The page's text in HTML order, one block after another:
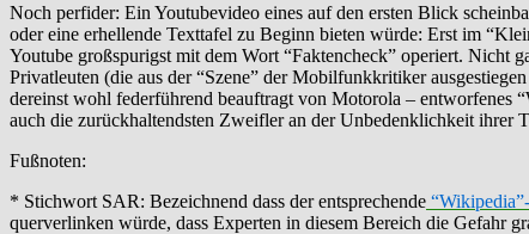
Noch perfider: Ein Youtubevideo eines auf den ersten Blick
oder eine erhellende Texttafel zu Beginn bieten würde: Erst im
Youtube großspurigst mit dem Wort “Faktencheck” operiert. Nicht
Privatleuten (die aus der “Szene” der Mobilfunkkritiker
dereinst wohl federführend beauftragt von Motorola – entworfenes
auch die zurückhaltendsten Zweifler an der Unbedenklichkeit ihrer
Fußnoten:
* Stichwort SAR: Bezeichnend dass der entsprechende
querverlinken würde, dass Experten in diesem Bereich die Gefahr